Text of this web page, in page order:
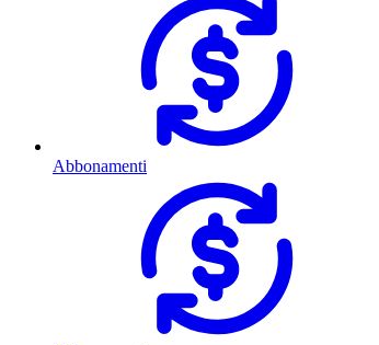
Abbonamenti